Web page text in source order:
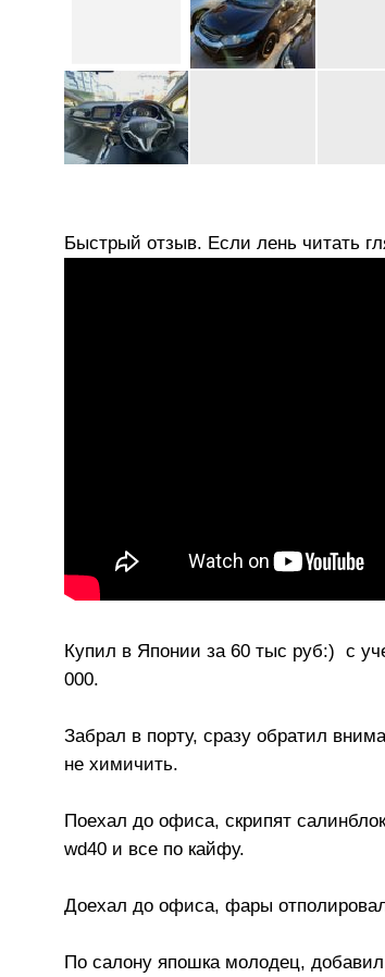
Быстрый отзыв. Если лень читать
Купил в Японии за 60 тыс руб:) с
000.
Забрал в порту, сразу обратил
не химичить.
Поехал до офиса, скрипят
wd40 и все по кайфу.
Доехал до офиса, фары
По салону япошка молодец,